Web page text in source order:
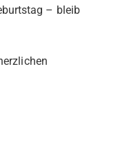
– bleib